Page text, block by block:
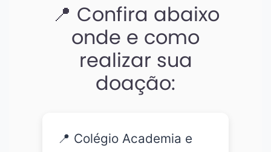
📍 Confira abaixo
onde e como
realizar sua
doação:
📍 Colégio Academia e